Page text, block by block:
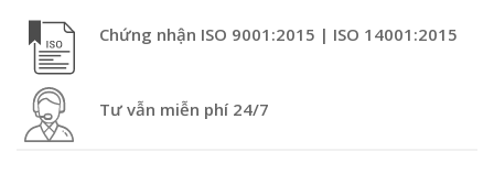
Chứng nhận ISO 9001:2015 | ISO 14001:2015
Tư vẫn miễn phí 24/7